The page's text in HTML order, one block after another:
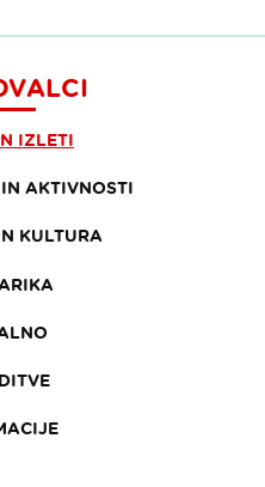
IZLETI
AKTIVNOSTI
KULTURA